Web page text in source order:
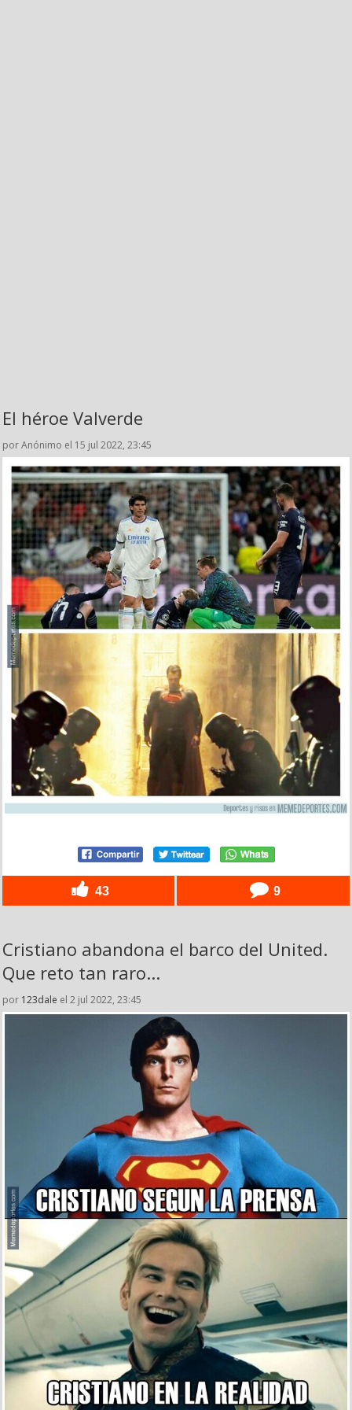
El héroe Valverde
por Anónimo el 15 jul 2022, 23:45
43 9
Cristiano abandona el barco del United.
Que reto tan raro...
por 123dale el 2 jul 2022, 23:45